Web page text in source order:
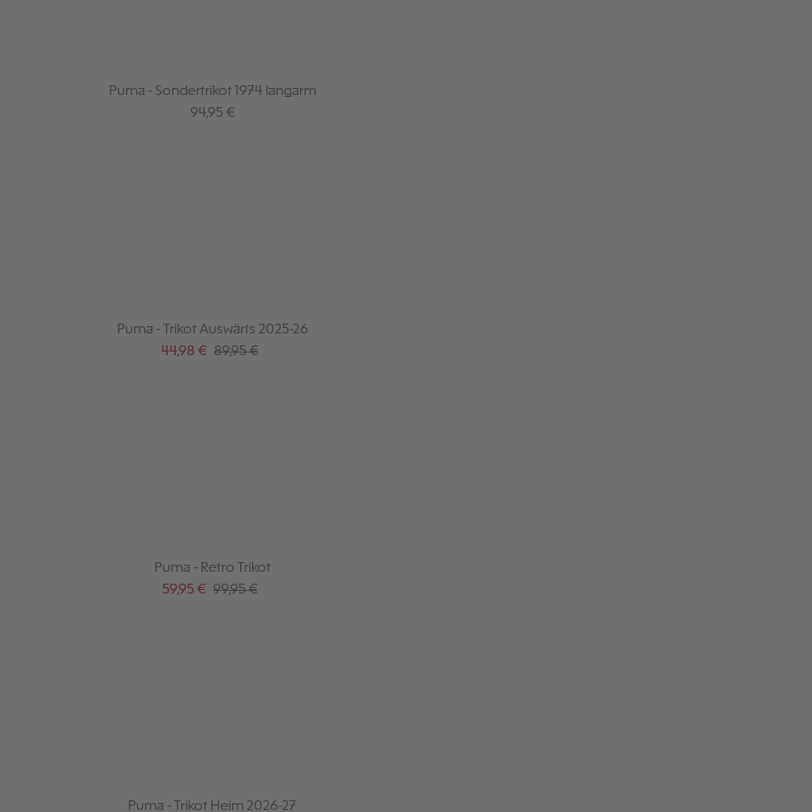
Puma - Sondertrikot 1974 langarm
Regulärer Preis:
94,95 €
Puma - Trikot Auswärts 2025-26
Verkaufspreis:
44,98 € Regulärer Preis:
89,95 €
Puma - Retro Trikot
Verkaufspreis:
59,95 € Regulärer Preis:
99,95 €
Puma - Trikot Heim 2026-27